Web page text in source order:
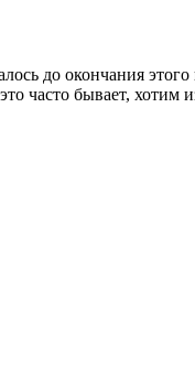
до окончания
часто бывает,